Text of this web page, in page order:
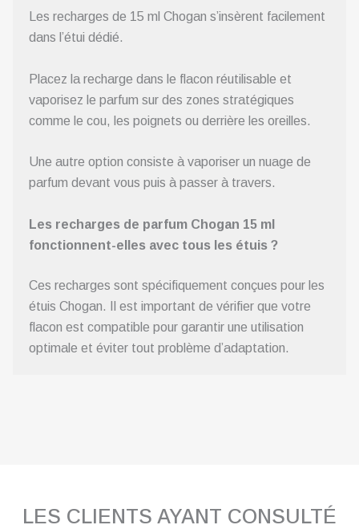
Les recharges de 15 ml Chogan s’insèrent facilement
dans l’étui dédié.
Placez la recharge dans le flacon réutilisable et
vaporisez le parfum sur des zones stratégiques
comme le cou, les poignets ou derrière les oreilles.
Une autre option consiste à vaporiser un nuage de
parfum devant vous puis à passer à travers.
Les recharges de parfum Chogan 15 ml
fonctionnent-elles avec tous les étuis ?
Ces recharges sont spécifiquement conçues pour les
étuis Chogan. Il est important de vérifier que votre
flacon est compatible pour garantir une utilisation
optimale et éviter tout problème d’adaptation.
LES CLIENTS AYANT CONSULTÉ